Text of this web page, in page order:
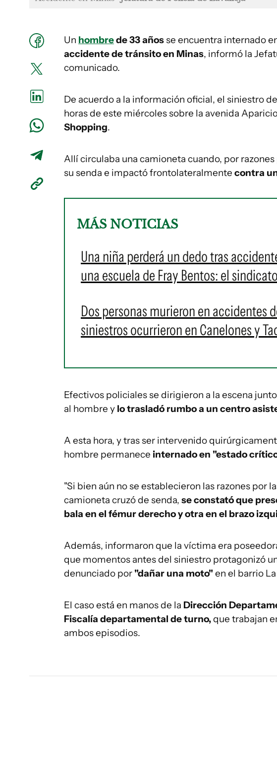
Un hombrede 33 añosse encuentra internado
accidente de tránsito en Minas, informó la
comunicado.
De acuerdo a la información oficial, el siniestro
horas de este miércoles sobre la avenida
Shopping.
Allí circulaba una camioneta cuando, por
su senda e impactó frontolateralmente contra
MÁS NOTICIAS
Una niña perderá un dedo tras
una escuela de Fray Bentos: el
Dos personas murieron en accidentes
siniestros ocurrieron en Canelones y
Efectivos policiales se dirigieron a la escena
al hombre y lo trasladó rumbo a un centro
A esta hora, y tras ser intervenido
hombre permanece internado en "estado
"Si bien aún no se establecieron las razones por
camioneta cruzó de senda, se constató que
bala en el fémur derecho y otra en el brazo
Además, informaron que la víctima era
que momentos antes del siniestro protagonizó
denunciado por "dañar una moto"en el barrio
El caso está en manos de la Dirección
Fiscalía departamental de turno,que trabajan
ambos episodios.